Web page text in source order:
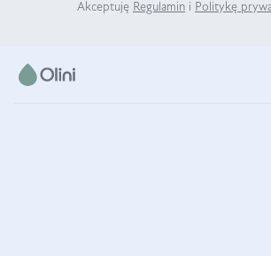
Akceptuję Regulamin i Politykę